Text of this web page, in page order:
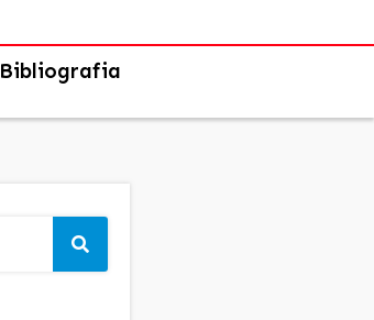
Bibliografia